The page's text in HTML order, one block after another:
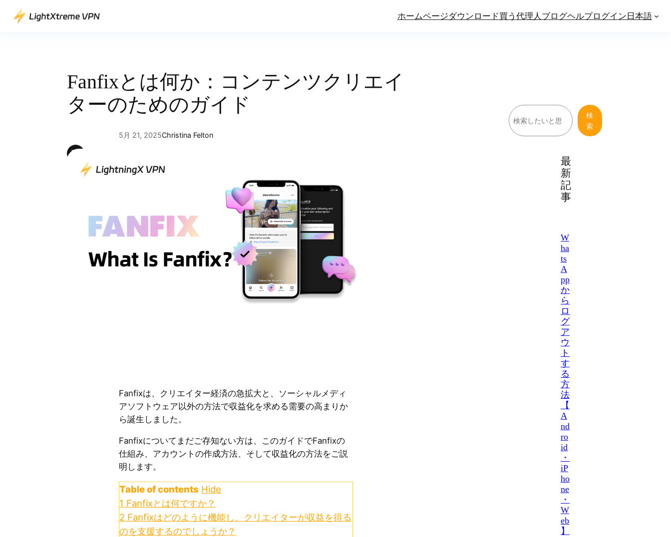
ホームページダウンロード買う 代理人 ブログヘルプログイン日本語
Fanfixとは何か：コンテンツクリエイ
ターのためのガイド
5月 21, 2025Christina Felton
Fanfixは、クリエイター経済の急拡大と、ソーシャルメディ
アソフトウェア以外の方法で収益化を求める需要の高まりか
ら誕生しました。
Fanfixについてまだご存知ない方は、このガイドでFanfixの
仕組み、アカウントの作成方法、そして収益化の方法をご説
明します。
Table of contents Hide
1 Fanfixとは何ですか？
2 Fanfixはどのように機能し、クリエイターが収益を得る
のを支援するのでしょうか？
検
索
検
索
最
新
記
事
W
ha
ts
A
pp
か
ら
ロ
グ
ア
ウ
ト
す
る
方
法
【
A
nd
ro
id
・
iP
ho
ne
・
W
eb
】